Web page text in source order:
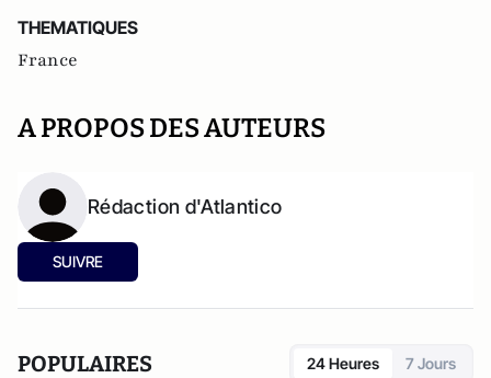
THEMATIQUES
France
A PROPOS DES AUTEURS
Rédaction d'Atlantico
SUIVRE
POPULAIRES 24 Heures 7 Jours